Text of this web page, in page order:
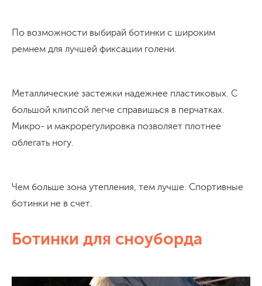
По возможности выбирай ботинки с широким
ремнем для лучшей фиксации голени.
Металлические застежки надежнее пластиковых. С
большой клипсой легче справишься в перчатках.
Микро- и макрорегулировка позволяет плотнее
облегать ногу.
Чем больше зона утепления, тем лучше. Спортивные
ботинки не в счет.
Ботинки для сноуборда